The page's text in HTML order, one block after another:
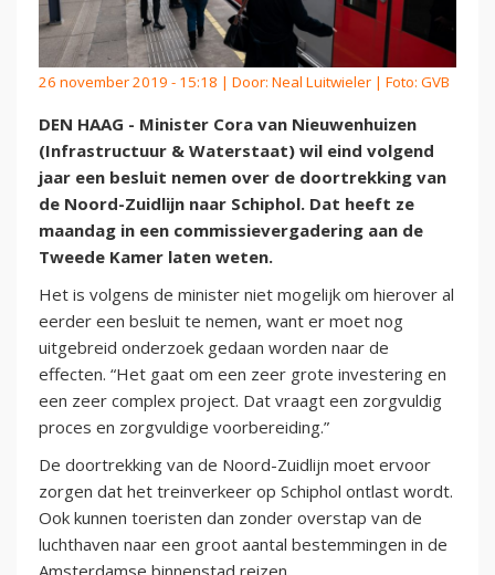
26 november 2019 - 15:18 | Door: Neal Luitwieler | Foto: GVB
DEN HAAG - Minister Cora van Nieuwenhuizen
(Infrastructuur & Waterstaat) wil eind volgend
jaar een besluit nemen over de doortrekking van
de Noord-Zuidlijn naar Schiphol. Dat heeft ze
maandag in een commissievergadering aan de
Tweede Kamer laten weten.
Het is volgens de minister niet mogelijk om hierover al
eerder een besluit te nemen, want er moet nog
uitgebreid onderzoek gedaan worden naar de
effecten. “Het gaat om een zeer grote investering en
een zeer complex project. Dat vraagt een zorgvuldig
proces en zorgvuldige voorbereiding.”
De doortrekking van de Noord-Zuidlijn moet ervoor
zorgen dat het treinverkeer op Schiphol ontlast wordt.
Ook kunnen toeristen dan zonder overstap van de
luchthaven naar een groot aantal bestemmingen in de